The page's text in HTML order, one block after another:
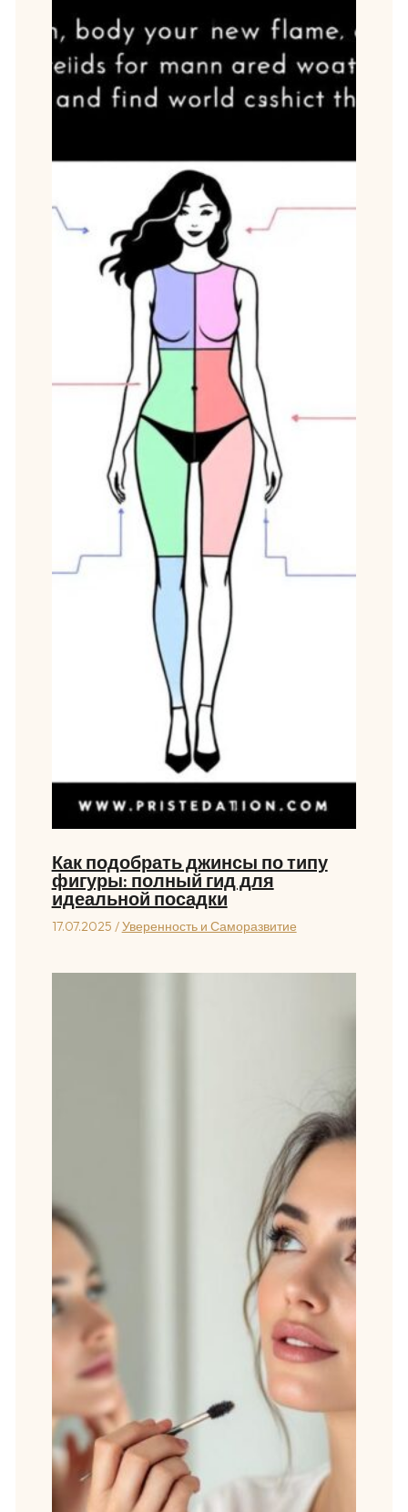
Как подобрать джинсы по типу
фигуры: полный гид для
идеальной посадки
17.07.2025 /Уверенность и Саморазвитие